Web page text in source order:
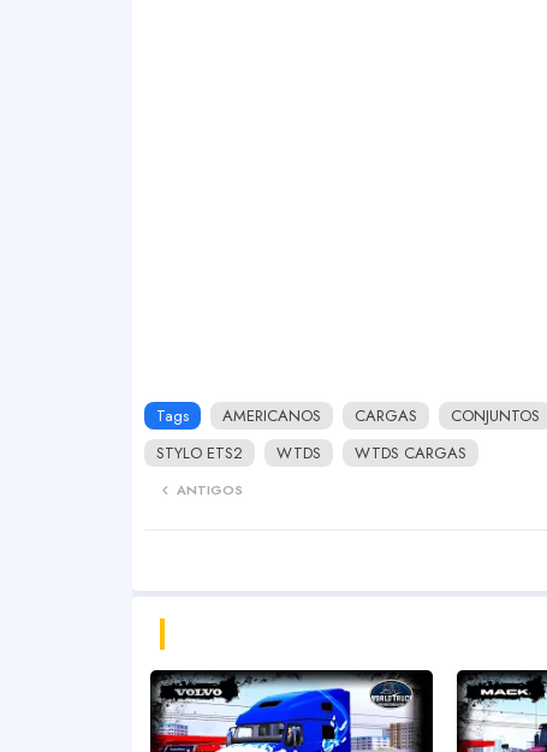
Tags AMERICANOS CARGAS CONJUNTOS
STYLO ETS2
WTDS WTDS CARGAS
ANTIGOS